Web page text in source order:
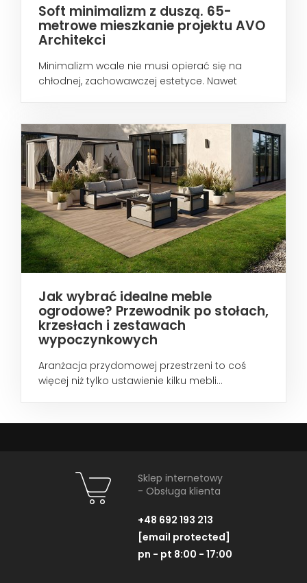
Soft minimalizm z duszą. 65-
metrowe mieszkanie projektu AVO
Architekci
Minimalizm wcale nie musi opierać się na
chłodnej, zachowawczej estetyce. Nawet
Jak wybrać idealne meble
ogrodowe? Przewodnik po stołach,
krzesłach i zestawach
wypoczynkowych
Aranżacja przydomowej przestrzeni to coś
więcej niż tylko ustawienie kilku mebli...
Sklep internetowy
- Obsługa klienta
+48 692 193 213
[email protected]
pn - pt 8:00 - 17:00